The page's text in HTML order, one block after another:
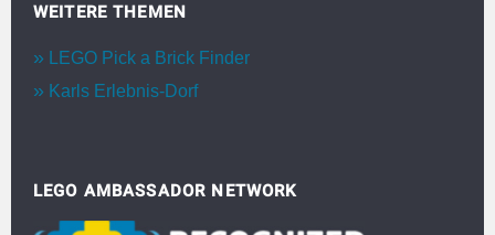
WEITERE THEMEN
LEGO Pick a Brick Finder
Karls Erlebnis-Dorf
LEGO AMBASSADOR NETWORK